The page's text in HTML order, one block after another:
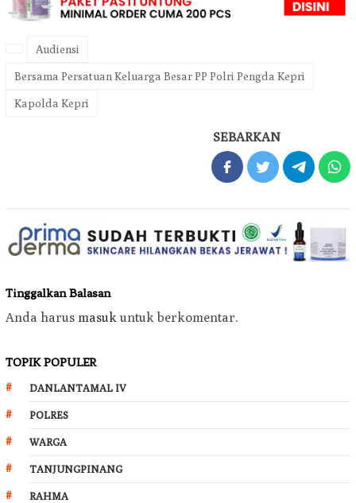
Audiensi
Bersama Persatuan Keluarga Besar PP Polri Pengda Kepri
Kapolda Kepri
SEBARKAN
Tinggalkan Balasan
Anda harus masuk untuk berkomentar.
TOPIK POPULER
DANLANTAMAL IV
POLRES
WARGA
TANJUNGPINANG
RAHMA